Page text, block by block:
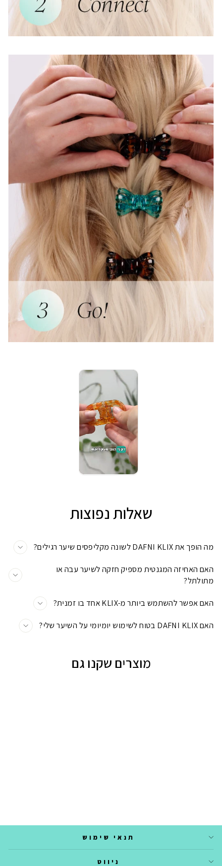
שאלות נפוצות
מה הופך את DAFNI KLIX לשונה מקליפסים שיער רגילים?
האם האחיזה המגנטית מספיק חזקה לשיער עבה או
מתולתל?
האם אפשר להשתמש ביותר מ-KLIX אחד בו זמנית?
האם DAFNI KLIX בטוח לשימוש יומיומי על השיער שלי?
מוצרים שקנו גם
תנאי שימוש
ניווט